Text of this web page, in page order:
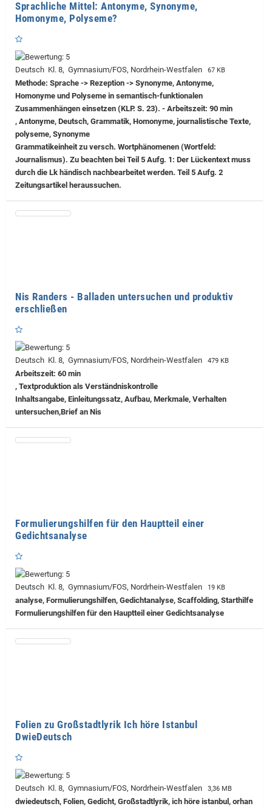
Sprachliche Mittel: Antonyme, Synonyme,
Homonyme, Polyseme?
Deutsch Kl. 8, Gymnasium/FOS, Nordrhein-Westfalen 67 KB
Methode: Sprache -> Rezeption -> Synonyme, Antonyme,
Homonyme und Polyseme in semantisch-funktionalen
Zusammenhängen einsetzen (KLP. S. 23). - Arbeitszeit: 90 min
, Antonyme, Deutsch, Grammatik, Homonyme, journalistische Texte,
polyseme, Synonyme
Grammatikeinheit zu versch. Wortphänomenen (Wortfeld:
Journalismus). Zu beachten bei Teil 5 Aufg. 1: Der Lückentext muss
durch die Lk händisch nachbearbeitet werden. Teil 5 Aufg. 2
Zeitungsartikel heraussuchen.
Nis Randers - Balladen untersuchen und produktiv
erschließen
Deutsch Kl. 8, Gymnasium/FOS, Nordrhein-Westfalen 479 KB
Arbeitszeit: 60 min
, Textproduktion als Verständniskontrolle
Inhaltsangabe, Einleitungssatz, Aufbau, Merkmale, Verhalten
untersuchen,Brief an Nis
Formulierungshilfen für den Hauptteil einer
Gedichtsanalyse
Deutsch Kl. 8, Gymnasium/FOS, Nordrhein-Westfalen 19 KB
analyse, Formulierungshilfen, Gedichtanalyse, Scaffolding, Starthilfe
Formulierungshilfen für den Hauptteil einer Gedichtsanalyse
Folien zu Großstadtlyrik Ich höre Istanbul
DwieDeutsch
Deutsch Kl. 8, Gymnasium/FOS, Nordrhein-Westfalen 3,36 MB
dwiedeutsch, Folien, Gedicht, Großstadtlyrik, ich höre istanbul, orhan